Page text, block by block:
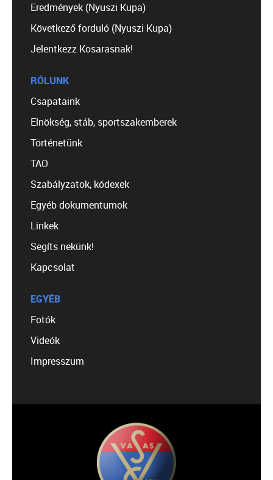
Eredmények (Nyuszi Kupa)
Következő forduló (Nyuszi Kupa)
Jelentkezz Kosarasnak!
RÓLUNK
Csapataink
Elnökség, stáb, sportszakemberek
Történetünk
TAO
Szabályzatok, kódexek
Egyéb dokumentumok
Linkek
Segíts nekünk!
Kapcsolat
EGYÉB
Fotók
Videók
Impresszum